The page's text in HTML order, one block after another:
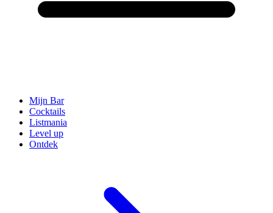
Mijn Bar
Cocktails
Listmania
Level up
Ontdek